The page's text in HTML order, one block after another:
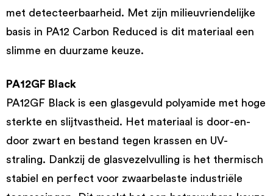
met detecteerbaarheid. Met zijn milieuvriendelijke
basis in PA12 Carbon Reduced is dit materiaal een
slimme en duurzame keuze.
PA12GF Black
PA12GF Black is een glasgevuld polyamide met hoge
sterkte en slijtvastheid. Het materiaal is door-en-
door zwart en bestand tegen krassen en UV-
straling. Dankzij de glasvezelvulling is het thermisch
stabiel en perfect voor zwaarbelaste industriële